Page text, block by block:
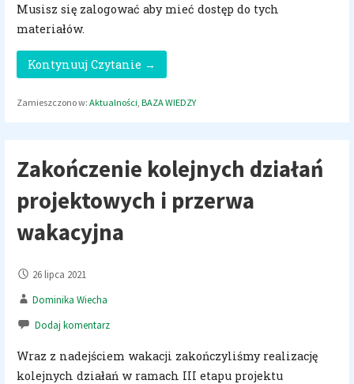
Musisz się zalogować aby mieć dostęp do tych
materiałów.
Kontynuuj Czytanie →
Zamieszczono w: Aktualności BAZA WIEDZY
Zakończenie kolejnych działań
projektowych i przerwa
wakacyjna
26 lipca 2021
Dominika Wiecha
Dodaj komentarz
Wraz z nadejściem wakacji zakończyliśmy realizację
kolejnych działań w ramach III etapu projektu